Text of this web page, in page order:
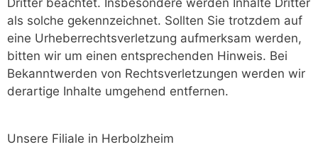
Dritter beachtet. Insbesondere werden Inhalte Dritter
als solche gekennzeichnet. Sollten Sie trotzdem auf
eine Urheberrechtsverletzung aufmerksam werden,
bitten wir um einen entsprechenden Hinweis. Bei
Bekanntwerden von Rechtsverletzungen werden wir
derartige Inhalte umgehend entfernen.
Unsere Filiale in Herbolzheim